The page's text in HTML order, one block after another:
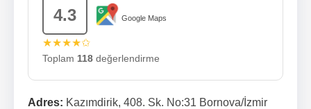
4.3 Google Maps
★★★★✩
Toplam 118 değerlendirme
Adres: Kazımdirik, 408. Sk. No:31 Bornova/İzmir